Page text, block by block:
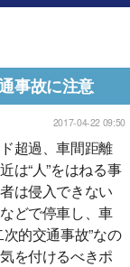
事故に注意
2017-04-22 09:50
超過、車間距離
は“人”をはねる事
は侵入できない
どで停車し、車
的交通事故”なの
を付けるべきポ